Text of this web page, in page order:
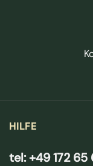
HILFE
tel: +49 172